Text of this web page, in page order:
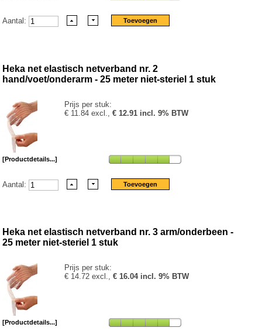
Aantal:
Heka net elastisch netverband nr. 2
hand/voet/onderarm - 25 meter niet-steriel 1 stuk
Prijs per stuk:
€ 11.84 excl.,€ 12.91 incl. 9% BTW
[Productdetails...]
Aantal:
Heka net elastisch netverband nr. 3 arm/onderbeen -
25 meter niet-steriel 1 stuk
Prijs per stuk:
€ 14.72 excl.,€ 16.04 incl. 9% BTW
[Productdetails...]